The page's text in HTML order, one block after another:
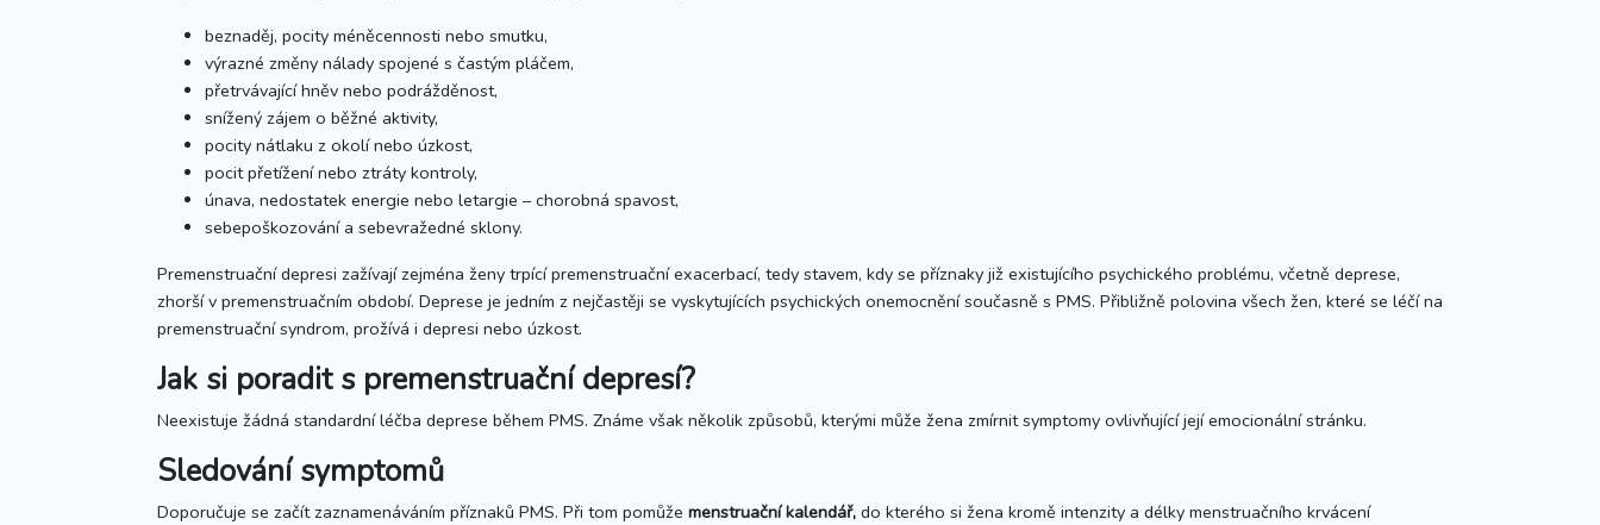
beznaděj, pocity méněcennosti nebo smutku,
výrazné změny nálady spojené s častým pláčem,
přetrvávající hněv nebo podrážděnost,
snížený zájem o běžné aktivity,
pocity nátlaku z okolí nebo úzkost,
pocit přetížení nebo ztráty kontroly,
únava, nedostatek energie nebo letargie – chorobná spavost,
sebepoškozování a sebevražedné sklony.
Premenstruační depresi zažívají zejména ženy trpící premenstruační exacerbací, tedy stavem, kdy se příznaky již existujícího psychického problému, včetně deprese,
zhorší v premenstruačním období. Deprese je jedním z nejčastěji se vyskytujících psychických onemocnění současně s PMS. Přibližně polovina všech žen, které se léčí na
premenstruační syndrom, prožívá i depresi nebo úzkost.
Jak si poradit s premenstruační depresí?
Neexistuje žádná standardní léčba deprese během PMS. Známe však několik způsobů, kterými může žena zmírnit symptomy ovlivňující její emocionální stránku.
Sledování symptomů
Doporučuje se začít zaznamenáváním příznaků PMS. Při tom pomůže menstruační kalendář, do kterého si žena kromě intenzity a délky menstruačního krvácení